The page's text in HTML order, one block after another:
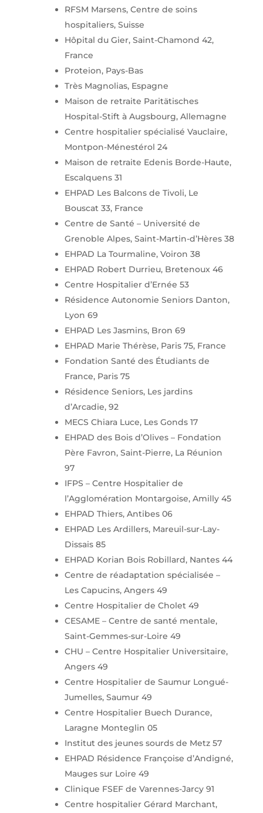
RFSM Marsens, Centre de soins
hospitaliers, Suisse
Hôpital du Gier, Saint-Chamond 42,
France
Proteion, Pays-Bas
Très Magnolias, Espagne
Maison de retraite Paritätisches
Hospital-Stift à Augsbourg, Allemagne
Centre hospitalier spécialisé Vauclaire,
Montpon-Ménestérol 24
Maison de retraite Edenis Borde-Haute,
Escalquens 31
EHPAD Les Balcons de Tivoli, Le
Bouscat 33, France
Centre de Santé – Université de
Grenoble Alpes, Saint-Martin-d’Hères 38
EHPAD La Tourmaline, Voiron 38
EHPAD Robert Durrieu, Bretenoux 46
Centre Hospitalier d’Ernée 53
Résidence Autonomie Seniors Danton,
Lyon 69
EHPAD Les Jasmins, Bron 69
EHPAD Marie Thérèse, Paris 75, France
Fondation Santé des Étudiants de
France, Paris 75
Résidence Seniors, Les jardins
d’Arcadie, 92
MECS Chiara Luce, Les Gonds 17
EHPAD des Bois d’Olives – Fondation
Père Favron, Saint-Pierre, La Réunion
97
IFPS – Centre Hospitalier de
l’Agglomération Montargoise, Amilly 45
EHPAD Thiers, Antibes 06
EHPAD Les Ardillers, Mareuil-sur-Lay-
Dissais 85
EHPAD Korian Bois Robillard, Nantes 44
Centre de réadaptation spécialisée –
Les Capucins, Angers 49
Centre Hospitalier de Cholet 49
CESAME – Centre de santé mentale,
Saint-Gemmes-sur-Loire 49
CHU – Centre Hospitalier Universitaire,
Angers 49
Centre Hospitalier de Saumur Longué-
Jumelles, Saumur 49
Centre Hospitalier Buech Durance,
Laragne Monteglin 05
Institut des jeunes sourds de Metz 57
EHPAD Résidence Françoise d’Andigné,
Mauges sur Loire 49
Clinique FSEF de Varennes-Jarcy 91
Centre hospitalier Gérard Marchant,